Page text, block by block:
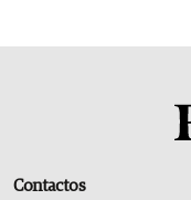
Contactos